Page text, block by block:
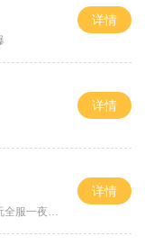
详情
详情
一夜终极
详情